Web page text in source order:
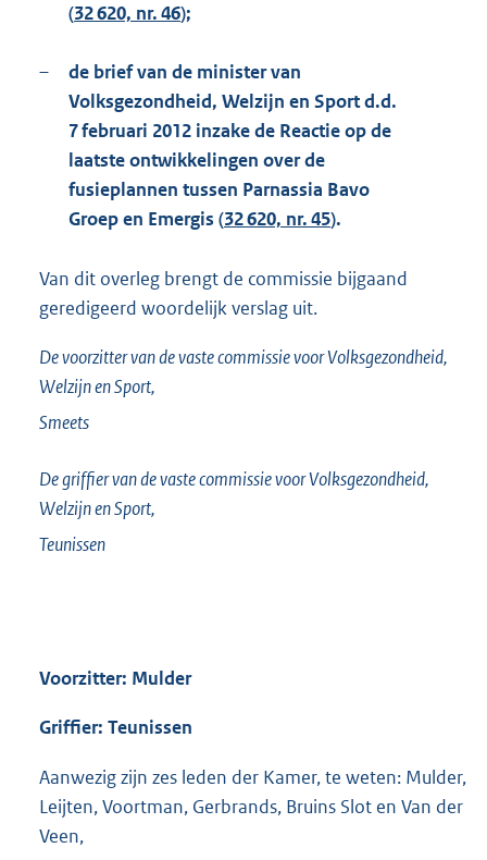
(32 620, nr. 46);
–
de brief van de minister van
Volksgezondheid, Welzijn en Sport d.d.
7 februari 2012 inzake de Reactie op de
laatste ontwikkelingen over de
fusieplannen tussen Parnassia Bavo
Groep en Emergis (32 620, nr. 45).
Van dit overleg brengt de commissie bijgaand
geredigeerd woordelijk verslag uit.
De voorzitter van de vaste commissie voor Volksgezondheid,
Welzijn en Sport,
Smeets
De griffier van de vaste commissie voor Volksgezondheid,
Welzijn en Sport,
Teunissen
Voorzitter: Mulder
Griffier: Teunissen
Aanwezig zijn zes leden der Kamer, te weten: Mulder,
Leijten, Voortman, Gerbrands, Bruins Slot en Van der
Veen,